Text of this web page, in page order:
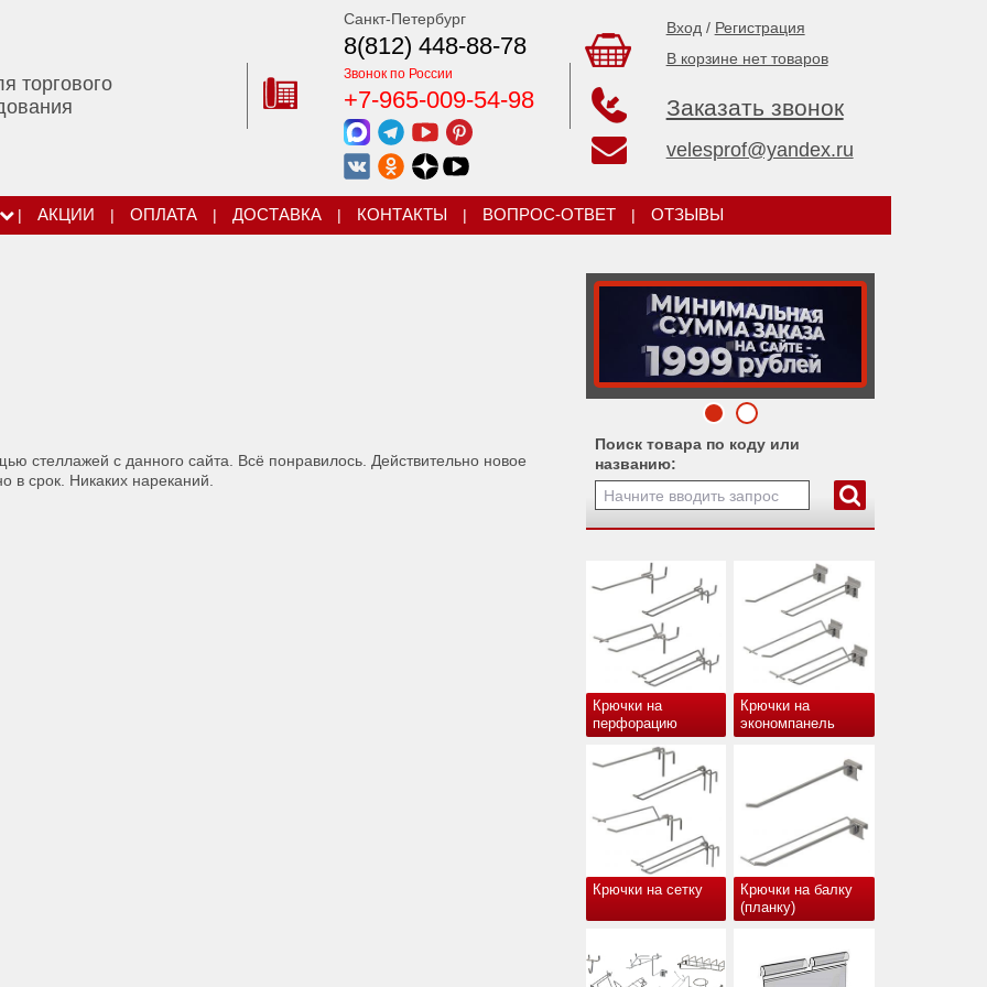
торгового
Санкт-Петербург
8(812) 448-88-78
Звонок по России
+7-965-009-54-98
Вход / Регистрация
В корзине нет товаров
Заказать звонок
velesprof@yandex.ru
| АКЦИИ | ОПЛАТА | ДОСТАВКА | КОНТАКТЫ | ВОПРОС-ОТВЕТ | ОТЗЫВЫ
Поиск товара по коду или
названию:
Крючки на
перфорацию
Крючки на
экономпанель
Крючки на сетку
Крючки на балку
(планку)
стеллажей с данного сайта. Всё понравилось. Действительно новое
в срок. Никаких нареканий.